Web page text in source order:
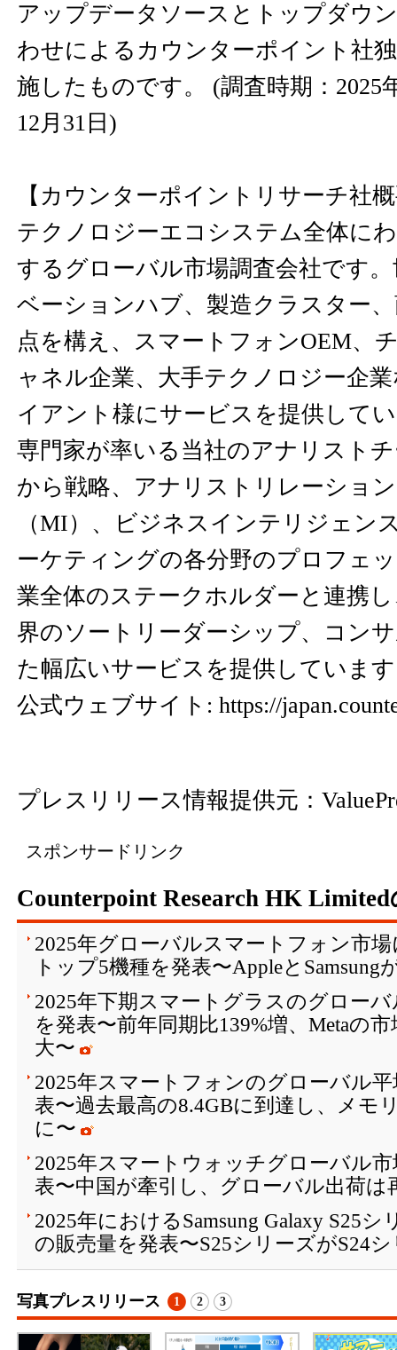
アップデータソースとトップダウ
わせによるカウンターポイント社
施したものです。 (調査時期：2025
12月31日)
【カウンターポイントリサーチ社
テクノロジーエコシステム全体に
するグローバル市場調査会社です
ベーションハブ、製造クラスター
点を構え、スマートフォンOEM、
ャネル企業、大手テクノロジー企
イアント様にサービスを提供して
専門家が率いる当社のアナリスト
から戦略、アナリストリレーショ
（MI）、ビジネスインテリジェン
ーケティングの各分野のプロフェ
業全体のステークホルダーと連携
界のソートリーダーシップ、コン
た幅広いサービスを提供していま
公式ウェブサイト: https://
プレスリリース情報提供元：
スポンサードリンク
Counterpoint Research HK Limited
2025年グローバルスマートフォン市
トップ5機種を発表〜AppleとSamsung
2025年下期スマートグラスのグロー
を発表〜前年同期比139%増、Metaの
大〜
2025年スマートフォンのグローバル
表〜過去最高の8.4GBに到達し、メモ
に〜
2025年スマートウォッチグローバル
表〜中国が牽引し、グローバル出荷は
2025年におけるSamsung Galaxy S25
の販売量を発表〜S25シリーズがS24
写真プレスリリース 1 2 3